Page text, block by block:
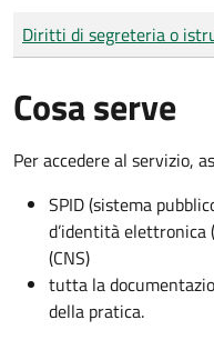
Tipo di pagamento
Importo
Diritti di segreteria o
Cosa serve
Per accedere al servizio,
SPID (sistema
d’identità elettronica
(CNS)
tutta la
della pratica.